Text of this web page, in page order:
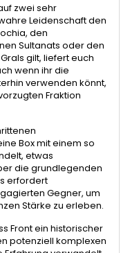
zwei sehr
Leidenschaft den
den
Sultanats oder den
gilt, liefert euch
wenn ihr die
verwenden könnt,
Fraktion
Box mit einem so
etwas
die grundlegenden
erfordert
Gegner, um
Stärke zu erleben.
Front ein historischer
potenziell komplexen